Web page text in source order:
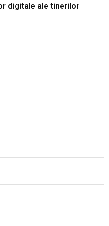
digitale ale tinerilor